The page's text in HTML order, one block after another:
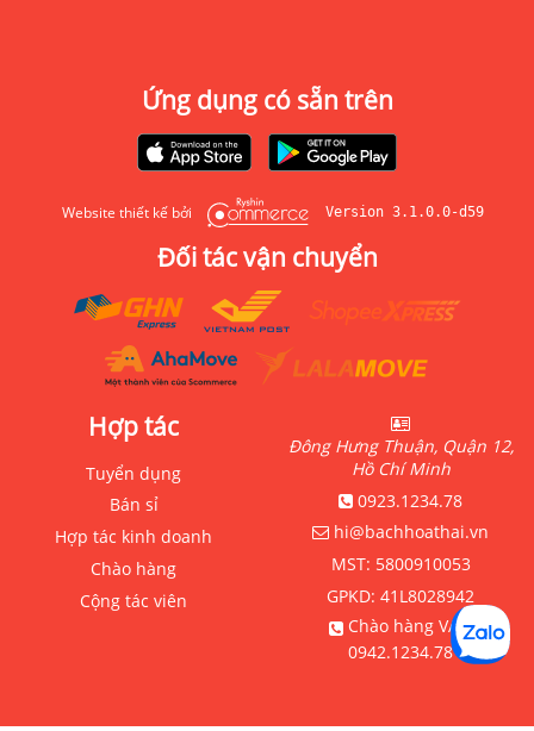
Ứng dụng có sẵn trên
Website thiết kế bởi Version 3.1.0.0-d59
Đối tác vận chuyển
Hợp tác
Tuyển dụng
Bán sỉ
Hợp tác kinh doanh
Chào hàng
Cộng tác viên
Đông Hưng Thuận, Quận 12,
Hồ Chí Minh
0923.1234.78
hi@bachhoathai.vn
MST: 5800910053
GPKD: 41L8028942
Chào hàng VAT:
0942.1234.78